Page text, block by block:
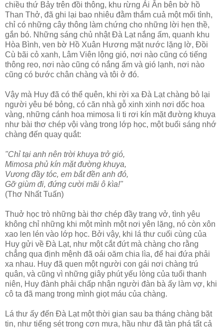
chiều thứ Bảy trên đồi thông, khu rừng Ái Ân bên bờ hồ
Than Thở, đã ghi lại bao nhiêu đằm thắm cuả một mối tình,
chỉ có những cây thông làm chứng cho những lời hẹn thề,
gắn bó. Những sáng chủ nhật Ðà Lạt nắng ấm, quanh khu
Hòa Bình, ven bờ Hồ Xuân Hương mặt nước lặng lờ, Ðồi
Cù bãi cỏ xanh, Lâm Viên lộng gió, nơi nào cũng có tiếng
thông reo, nơi nào cũng có nắng ấm và gió lạnh, nơi nào
cũng có bước chân chàng và tôi ở đó.
Vậy mà Huy đã có thể quên, khi rời xa Ðà Lạt chàng bỏ lại
người yêu bé bỏng, có căn nhà gỗ xinh xinh nơi dốc hoa
vàng, những cánh hoa mimosa li ti rơi kín mặt đường khuya
như bài thơ chép vội vàng trong lớp học, một buổi sáng nhớ
chàng đến quay quắt:
"Chỉ tại anh nên trời khuya trở gió,
Mimosa phủ kín mặt đường khuya,
Vương đầy tóc, em bắt đền anh đó,
Gỡ giùm đi, đứng cười mãi ô kìa!"
(Thơ Nhất Tuấn)
Thuở học trò những bài thơ chép đầy trang vở, tình yêu
không chỉ những khi một mình một nơi yên lặng, nó còn xôn
xao len lén vào lớp học. Bởi vậy, khi lá thư cuối cùng của
Huy gửi về Ðà Lạt, như một cắt đứt mà chàng cho rằng
chẳng qua định mệnh đã oái oăm chia lìa, để hai đứa phải
xa nhau. Huy đã quen một người con gái nơi chàng trú
quân, và cũng vì những giây phút yếu lòng của tuổi thanh
niên, Huy đành phải chấp nhận người đàn bà ấy làm vợ, khi
cô ta đã mang trong mình giọt máu của chàng.
Lá thư ấy đến Ðà Lạt một thời gian sau ba tháng chàng bặt
tin, như tiếng sét trong cơn mưa, hầu như đã tàn phá tất cả